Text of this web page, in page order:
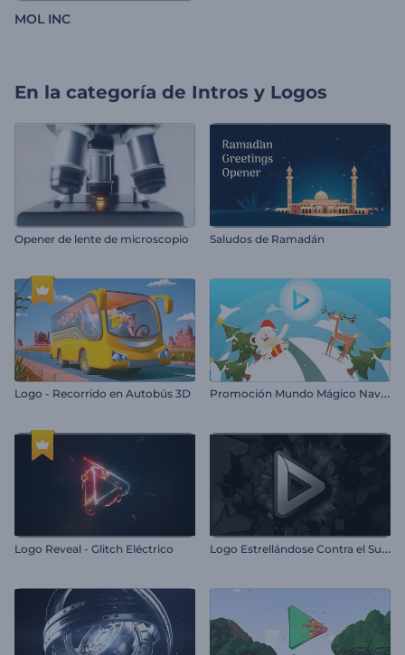
MOL INC
En la categoría de Intros y Logos
Opener de lente de microscopio Saludos de Ramadán
Logo - Recorrido en Autobús 3D P
romoción Mundo Mágico Navideño
Logo Reveal - Glitch Eléctrico L
ogo Estrellándose Contra el Suelo